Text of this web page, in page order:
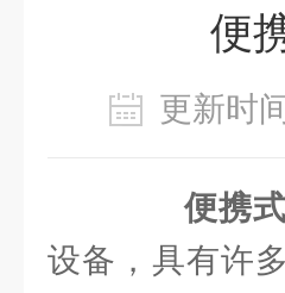
便
更新
便携
设备，具有许